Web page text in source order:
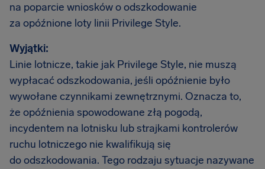
na poparcie wniosków o odszkodowanie
za opóźnione loty linii Privilege Style.
Wyjątki:
Linie lotnicze, takie jak Privilege Style, nie muszą
wypłacać odszkodowania, jeśli opóźnienie było
wywołane czynnikami zewnętrznymi. Oznacza to,
że opóźnienia spowodowane złą pogodą,
incydentem na lotnisku lub strajkami kontrolerów
ruchu lotniczego nie kwalifikują się
do odszkodowania. Tego rodzaju sytuacje nazywane